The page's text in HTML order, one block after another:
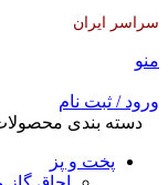
سراسر ایران
منو
ورود / ثبت نام
دسته بندی
پخت و پز